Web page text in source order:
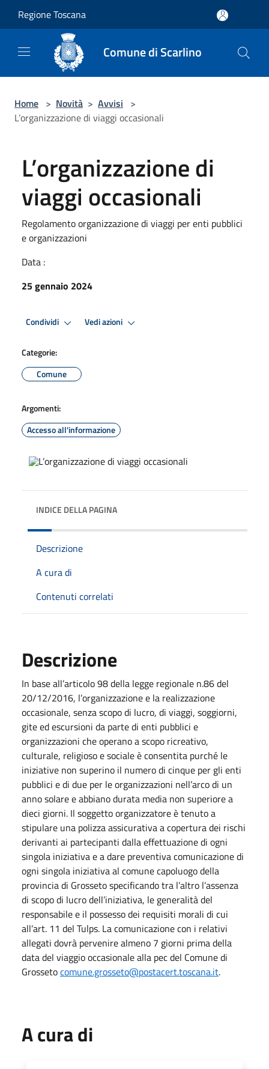
Regione Toscana
Comune di Scarlino
Home > Novità > Avvisi >
L’organizzazione di viaggi occasionali
L’organizzazione di
viaggi occasionali
Regolamento organizzazione di viaggi per enti pubblici
e organizzazioni
Data :
25 gennaio 2024
Condividi Vedi azioni
Categorie:
Comune
Argomenti:
Accesso all'informazione
INDICE DELLA PAGINA
Descrizione
A cura di
Contenuti correlati
Descrizione
In base all’articolo 98 della legge regionale n.86 del
20/12/2016, l’organizzazione e la realizzazione
occasionale, senza scopo di lucro, di viaggi, soggiorni,
gite ed escursioni da parte di enti pubblici e
organizzazioni che operano a scopo ricreativo,
culturale, religioso e sociale è consentita purché le
iniziative non superino il numero di cinque per gli enti
pubblici e di due per le organizzazioni nell’arco di un
anno solare e abbiano durata media non superiore a
dieci giorni. Il soggetto organizzatore è tenuto a
stipulare una polizza assicurativa a copertura dei rischi
derivanti ai partecipanti dalla effettuazione di ogni
singola iniziativa e a dare preventiva comunicazione di
ogni singola iniziativa al comune capoluogo della
provincia di Grosseto specificando tra l’altro l’assenza
di scopo di lucro dell’iniziativa, le generalità del
responsabile e il possesso dei requisiti morali di cui
all’art. 11 del Tulps. La comunicazione con i relativi
allegati dovrà pervenire almeno 7 giorni prima della
data del viaggio occasionale alla pec del Comune di
Grossetocomune.grosseto@postacert.toscana.it.
A cura di